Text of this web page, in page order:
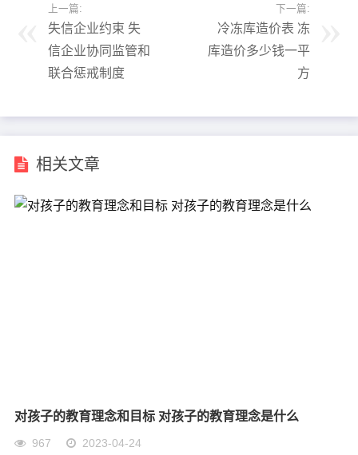
上一篇:
失信企业约束 失
信企业协同监管和
联合惩戒制度
下一篇:
冷冻库造价表 冻
库造价多少钱一平
方
相关文章
对孩子的教育理念和目标 对孩子的教育理念是什么
967 2023-04-24